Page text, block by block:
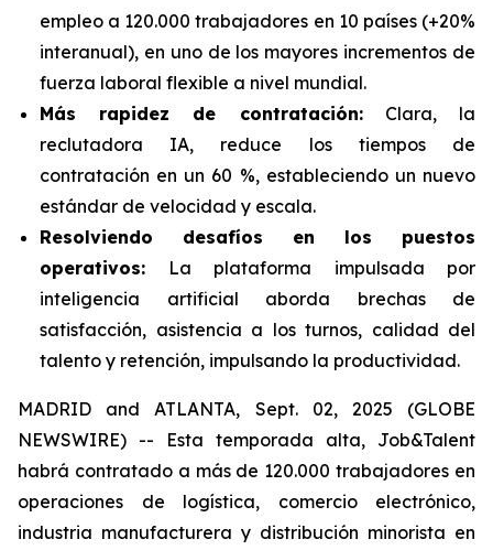
empleo a 120.000 trabajadores en 10 países (+20%
interanual), en uno de los mayores incrementos de
fuerza laboral flexible a nivel mundial.
Más rapidez de contratación:Clara, la
reclutadora IA, reduce los tiempos de
contratación en un 60 %, estableciendo un nuevo
estándar de velocidad y escala.
Resolviendo desafíos en los puestos
operativos: La plataforma impulsada por
inteligencia artificial aborda brechas de
satisfacción, asistencia a los turnos, calidad del
talento y retención, impulsando la productividad.
MADRID and ATLANTA, Sept. 02, 2025 (GLOBE
NEWSWIRE) -- Esta temporada alta, Job&Talent
habrá contratado a más de 120.000 trabajadores en
operaciones de logística, comercio electrónico,
industria manufacturera y distribución minorista en